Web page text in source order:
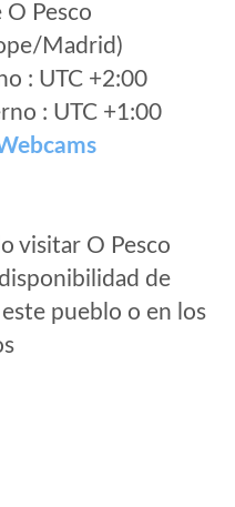
O Pesco
Madrid)
: UTC +2:00
: UTC +1:00
visitar O Pesco
de
pueblo o en los